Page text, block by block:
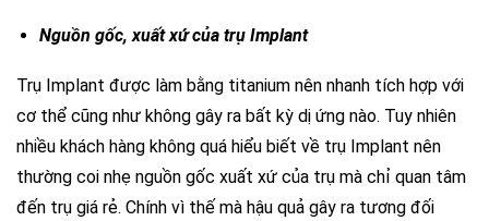
Nguồn gốc, xuất xứ của trụ Implant
Trụ Implant được làm bằng titanium nên nhanh tích hợp với
cơ thể cũng như không gây ra bất kỳ dị ứng nào. Tuy nhiên
nhiều khách hàng không quá hiểu biết về trụ Implant nên
thường coi nhẹ nguồn gốc xuất xứ của trụ mà chỉ quan tâm
đến trụ giá rẻ. Chính vì thế mà hậu quả gây ra tương đối